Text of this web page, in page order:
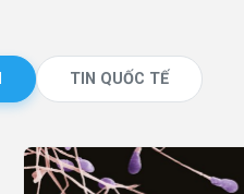
TIN QUỐC TẾ